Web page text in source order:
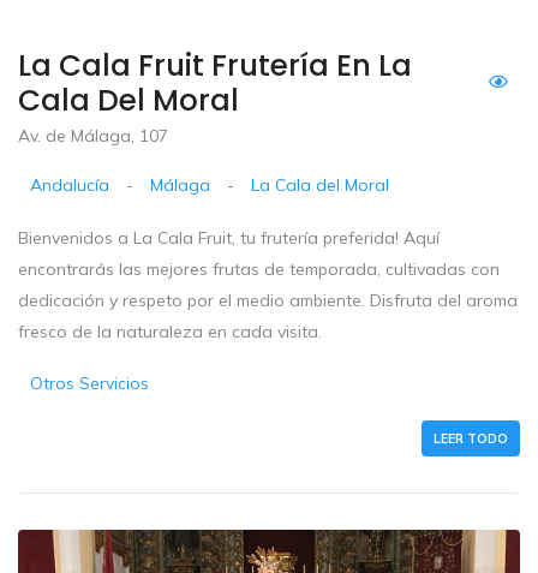
La Cala Fruit Frutería En La
Cala Del Moral
Av. de Málaga, 107
Andalucía - Málaga - La Cala del Moral
Bienvenidos a La Cala Fruit, tu frutería preferida! Aquí
encontrarás las mejores frutas de temporada, cultivadas con
dedicación y respeto por el medio ambiente. Disfruta del aroma
fresco de la naturaleza en cada visita.
Otros Servicios
LEER TODO